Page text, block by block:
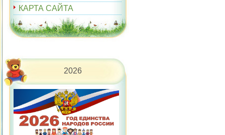
КАРТА САЙТА
2026